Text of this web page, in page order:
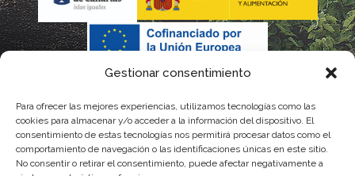
Gestionar consentimiento
Para ofrecer las mejores experiencias, utilizamos tecnologías como las
cookies para almacenar y/o acceder a la información del dispositivo. El
consentimiento de estas tecnologías nos permitirá procesar datos como el
comportamiento de navegación o las identificaciones únicas en este sitio.
No consentir o retirar el consentimiento, puede afectar negativamente a